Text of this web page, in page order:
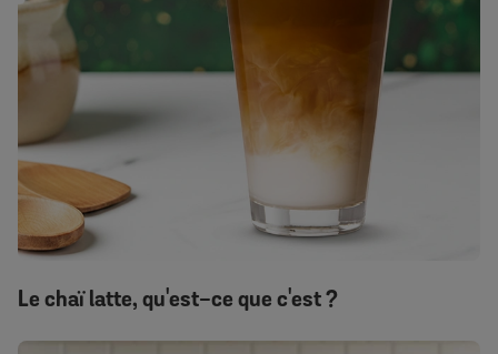
Le chaï latte, qu'est-ce que c'est ?